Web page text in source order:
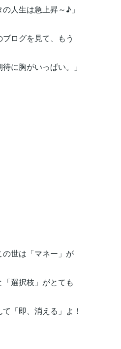
人生は急上昇～♪」
ログを見て、もう
に胸がいっぱい。」
世は「マネー」が
選択枝」がとても
「即、消える」よ！